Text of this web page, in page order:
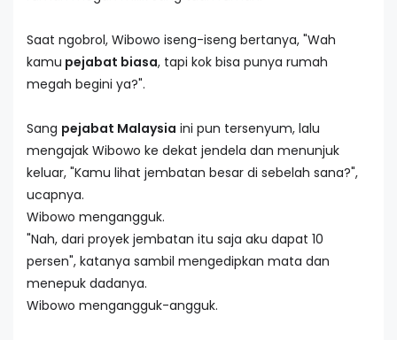
Saat ngobrol, Wibowo iseng-iseng bertanya, "Wah
kamu pejabat biasa, tapi kok bisa punya rumah
megah begini ya?".
Sang pejabat Malaysia ini pun tersenyum, lalu
mengajak Wibowo ke dekat jendela dan menunjuk
keluar, "Kamu lihat jembatan besar di sebelah sana?",
ucapnya.
Wibowo mengangguk.
"Nah, dari proyek jembatan itu saja aku dapat 10
persen", katanya sambil mengedipkan mata dan
menepuk dadanya.
Wibowo mengangguk-angguk.